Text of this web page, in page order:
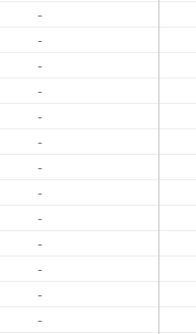
-
-
-
-
-
-
-
-
-
-
-
-
-